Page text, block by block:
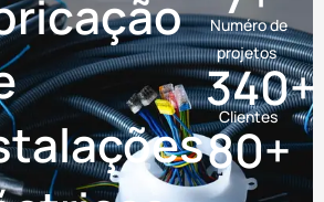
Numéro de
projetos
340+
Clientes
80+